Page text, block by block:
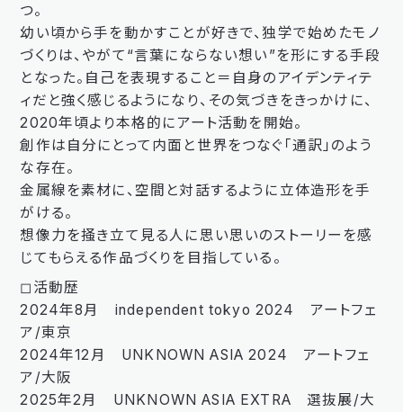
つ。
幼い頃から手を動かすことが好きで、独学で始めたモノ
づくりは、やがて“言葉にならない想い”を形にする手段
となった。自己を表現すること＝自身のアイデンティテ
ィだと強く感じるようになり、その気づきをきっかけに、
2020年頃より本格的にアート活動を開始。
創作は自分にとって内面と世界をつなぐ「通訳」のよう
な存在。
金属線を素材に、空間と対話するように立体造形を手
がける。
想像力を掻き立て見る人に思い思いのストーリーを感
じてもらえる作品づくりを目指している。
◻︎活動歴
2024年8月 independent tokyo 2024 アートフェ
ア/東京
2024年12月 UNKNOWN ASIA 2024 アートフェ
ア/大阪
2025年2月 UNKNOWN ASIA EXTRA 選抜展/大